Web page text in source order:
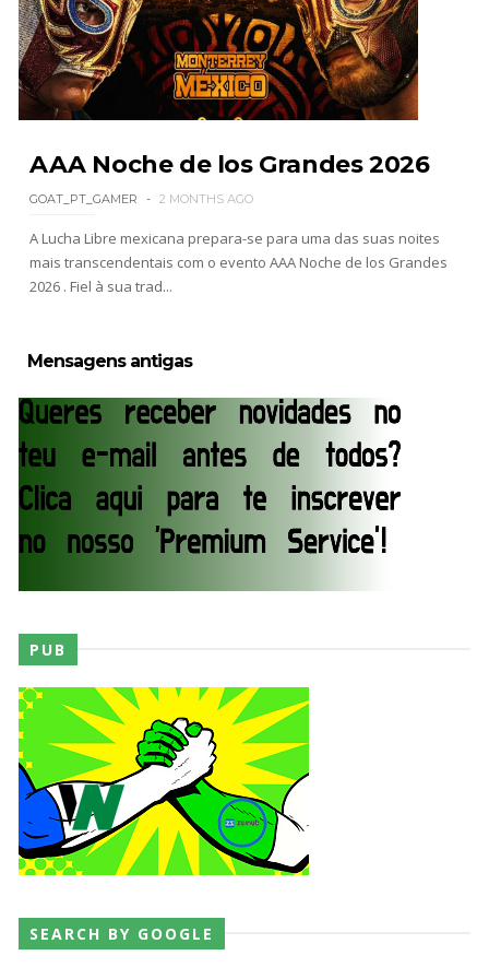
WWE: Bianca Belair e Montez Ford dão as boas-
vindas ao primeiro filho
WWE: Brock Lesnar confirma que se retirou no
SummerSlam
SCSA867- Aug 05 2026
destrói Royce Keys em Street Fight e troca
gestos tensos com Roman Reigns
Unknown-Aug 05 2026
RESPEITO E ALIANÇA NO RAW: Chad Gable e
Penta superam armadilhas de Dominik Mysterio
Breakker supera Joe Hendry após interferência
e confusão fora do ringue
Unknown-Aug 05 2026
NOVA ERA NO RAW: Oba Femi reflete sobre
guerra com Brock Lesnar e deixa aviso a todo o
balneário da WWE
AAA Noche de los Grandes 2026
GOAT_PT_GAMER 2 MONTHS AGO
A Lucha Libre mexicana prepara-se para uma das suas noites
mais transcendentais com o evento AAA Noche de los Grandes
2026 . Fiel à sua trad...
Mensagens antigas
PUB
SEARCH BY GOOGLE